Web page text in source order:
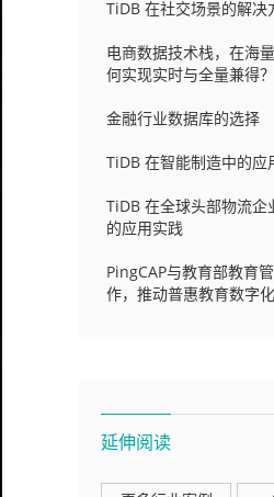
TiDB 在社交场景的解决
电商数据技术栈，在海
何实现实时与全量兼得？
金融行业数据库的选择
TiDB 在智能制造中的应
TiDB 在全球头部物流企
的应用实践
PingCAP与教育部教育
作，推动普惠教育数字
延伸阅读